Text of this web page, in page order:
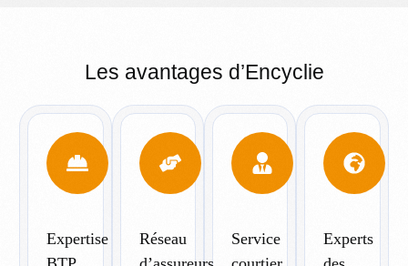
Les avantages d’Encyclie
Expertise
Réseau
Service
Experts